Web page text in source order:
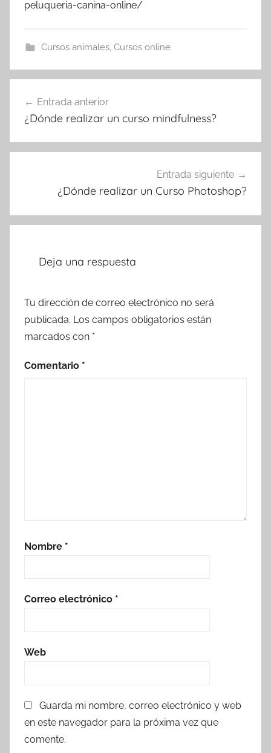
peluqueria-canina-online/
Cursos animales, Cursos online
de
Entrada anterior
¿Dónde realizar un curso mindfulness?
Entrada siguiente
¿Dónde realizar un Curso Photoshop?
Deja una respuesta
Tu dirección de correo electrónico no será
publicada. Los campos obligatorios están
marcados con *
Comentario *
Nombre *
Correo electrónico *
Web
Guarda mi nombre, correo electrónico y web
en este navegador para la próxima vez que
comente.